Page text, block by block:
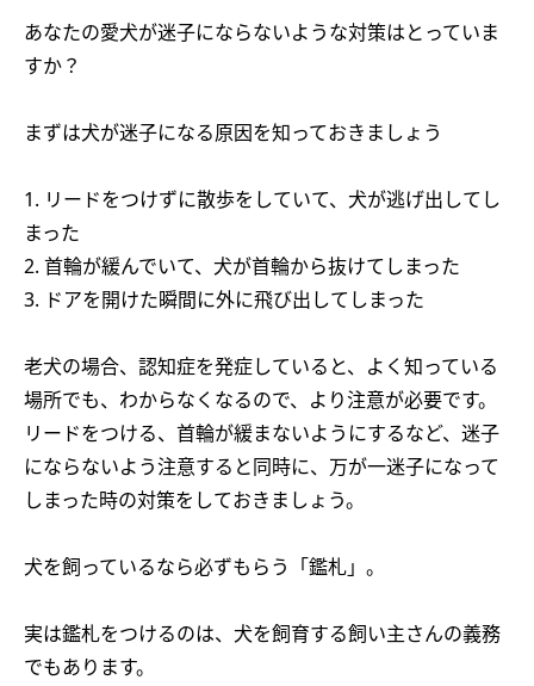
あなたの愛犬が迷子にならないような対策はとっていま
すか？
まずは犬が迷子になる原因を知っておきましょう
1. リードをつけずに散歩をしていて、犬が逃げ出してし
まった
2. 首輪が緩んでいて、犬が首輪から抜けてしまった
3. ドアを開けた瞬間に外に飛び出してしまった
老犬の場合、認知症を発症していると、よく知っている
場所でも、わからなくなるので、より注意が必要です。
リードをつける、首輪が緩まないようにするなど、迷子
にならないよう注意すると同時に、万が一迷子になって
しまった時の対策をしておきましょう。
犬を飼っているなら必ずもらう「鑑札」。
実は鑑札をつけるのは、犬を飼育する飼い主さんの義務
でもあります。